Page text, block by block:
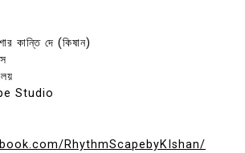
কান্তি দে (কিষান)
Studio
RhythmScapebyKIshan/